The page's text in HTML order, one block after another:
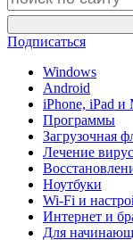
Подписаться
Windows
Android
iPhone, iPad и
Программы
Загрузочная
Лечение
Ноутбуки
Wi-Fi и
Интернет и
Для